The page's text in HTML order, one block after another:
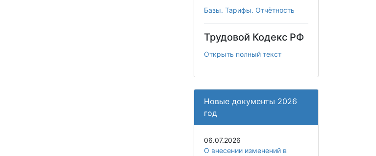
Базы. Тарифы. Отчётность
Трудовой Кодекс РФ
Открыть полный текст
Новые документы 2026
год
06.07.2026
О внесении изменений в